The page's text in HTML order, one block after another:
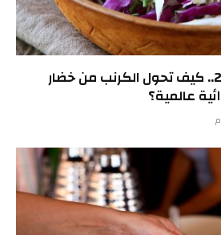
بطل المطبخ في 2026.. كيف تحول الكرنب من خضار
عالمية؟